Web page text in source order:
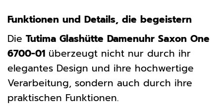
Funktionen und Details, die begeistern
Die Tutima Glashütte Damenuhr Saxon One
6700-01 überzeugt nicht nur durch ihr
elegantes Design und ihre hochwertige
Verarbeitung, sondern auch durch ihre
praktischen Funktionen.